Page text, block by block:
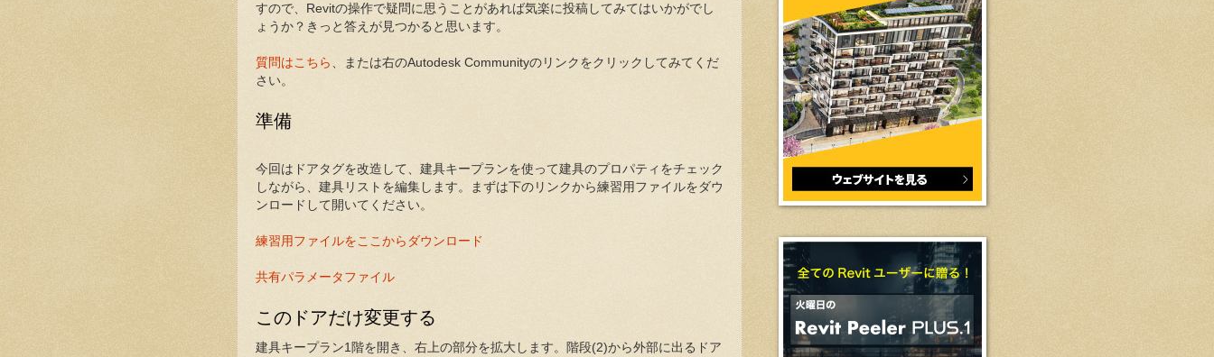
すので、Revitの操作で疑問に思うことがあれば気楽に投稿してみてはいかがでし
ょうか？きっと答えが見つかると思います。
質問はこちら
、または右のAutodesk Communityのリンクをクリックしてみてくだ
さい。
準備
今回はドアタグを改造して、建具キープランを使って建具のプロパティをチェック
しながら、建具リストを編集します。まずは下のリンクから練習用ファイルをダウ
ンロードして開いてください。
練習用ファイルをここからダウンロード
共有パラメータファイル
このドアだけ変更する
建具キープラン1階を開き、右上の部分を拡大します。階段(2)から外部に出るドア